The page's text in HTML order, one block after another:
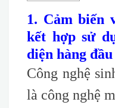
1. Cảm biến
kết hợp sử
diện hàng đầu
Công nghệ
là công nghệ